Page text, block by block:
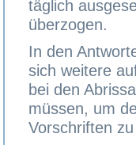
täglich
überzogen.
In den
sich weitere
bei den
müssen, um
Vorschriften